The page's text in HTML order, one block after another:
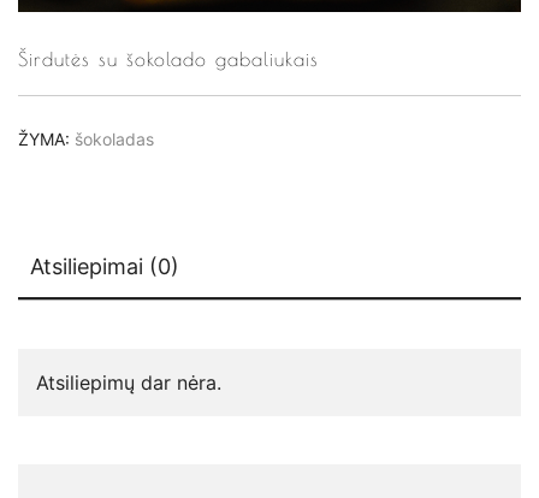
Širdutės su šokolado gabaliukais
ŽYMA: šokoladas
Atsiliepimai (0)
Atsiliepimų dar nėra.